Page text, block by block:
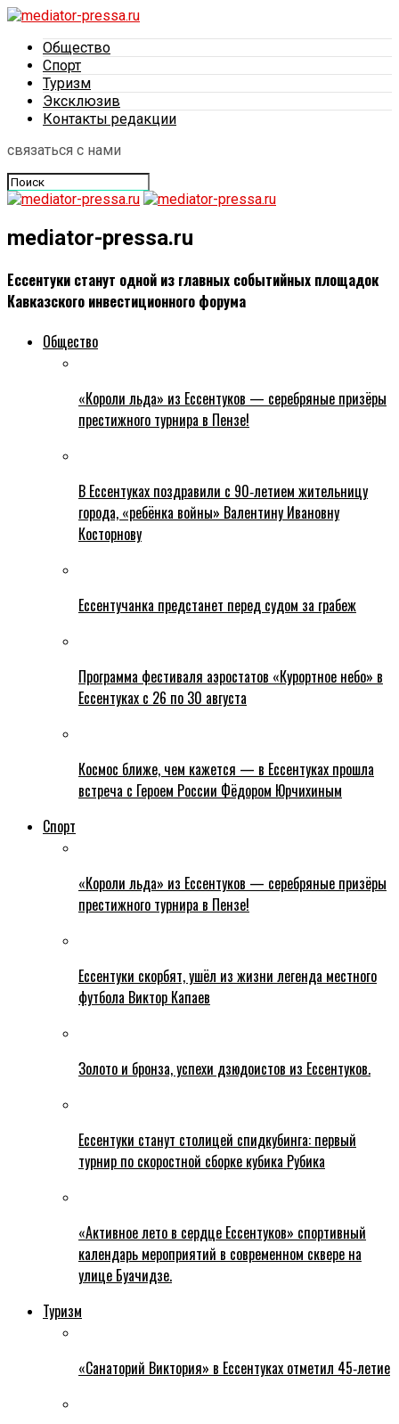
Общество
Спорт
Туризм
Эксклюзив
Контакты редакции
связаться с нами
mediator-pressa.ru
Ессентуки станут одной из главных событийных площадок
Кавказского инвестиционного форума
Общество
«Короли льда» из Ессентуков — серебряные призёры
престижного турнира в Пензе!
В Ессентуках поздравили с 90‑летием жительницу
города, «ребёнка войны» Валентину Ивановну
Косторнову
Ессентучанка предстанет перед судом за грабеж
Программа фестиваля аэростатов «Курортное небо» в
Ессентуках с 26 по 30 августа
Космос ближе, чем кажется — в Ессентуках прошла
встреча с Героем России Фёдором Юрчихиным
Спорт
«Короли льда» из Ессентуков — серебряные призёры
престижного турнира в Пензе!
Ессентуки скорбят, ушёл из жизни легенда местного
футбола Виктор Капаев
Золото и бронза, успехи дзюдоистов из Ессентуков.
Ессентуки станут столицей спидкубинга: первый
турнир по скоростной сборке кубика Рубика
«Активное лето в сердце Ессентуков» спортивный
календарь мероприятий в современном сквере на
улице Буачидзе.
Туризм
«Санаторий Виктория» в Ессентуках отметил 45‑летие